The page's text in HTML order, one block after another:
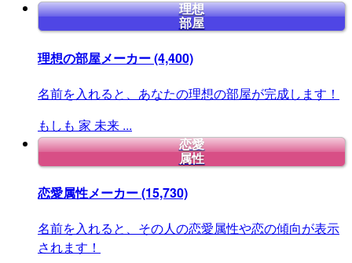
理想
部屋
理想の部屋メーカー(4,400)
名前を入れると、あなたの理想の部屋が完成します！
もしも 家 未来 ...
恋愛
属性
恋愛属性メーカー(15,730)
名前を入れると、その人の恋愛属性や恋の傾向が表示
されます！